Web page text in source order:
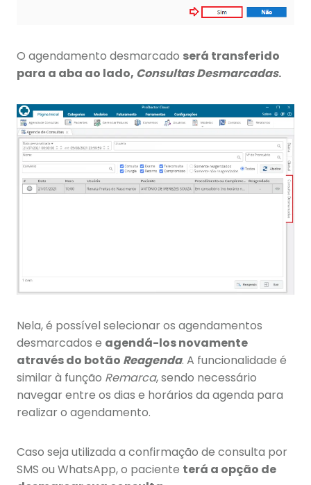
O agendamento desmarcado será transferido
para a aba ao lado, Consultas Desmarcadas.
Nela, é possível selecionar os agendamentos
desmarcados e agendá-los novamente
através do botão Reagenda. A funcionalidade é
similar à função Remarca, sendo necessário
navegar entre os dias e horários da agenda para
realizar o agendamento.
Caso seja utilizada a confirmação de consulta por
SMS ou WhatsApp, o paciente terá a opção de